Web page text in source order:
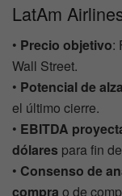
LatAm
• Precio objetivo:
Wall Street.
• Potencial de alza
el último cierre.
• EBITDA
dólares para fin
• Consenso de
compra o de